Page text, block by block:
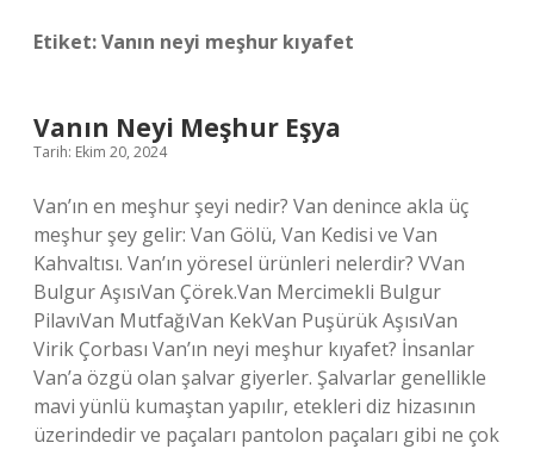
Etiket:Vanın neyi meşhur kıyafet
Vanın Neyi Meşhur Eşya
Tarih: Ekim 20, 2024
Van’ın en meşhur şeyi nedir? Van denince akla üç
meşhur şey gelir: Van Gölü, Van Kedisi ve Van
Kahvaltısı. Van’ın yöresel ürünleri nelerdir? VVan
Bulgur AşısıVan Çörek.Van Mercimekli Bulgur
PilavıVan MutfağıVan KekVan Puşürük AşısıVan
Virik Çorbası Van’ın neyi meşhur kıyafet? İnsanlar
Van’a özgü olan şalvar giyerler. Şalvarlar genellikle
mavi yünlü kumaştan yapılır, etekleri diz hizasının
üzerindedir ve paçaları pantolon paçaları gibi ne çok